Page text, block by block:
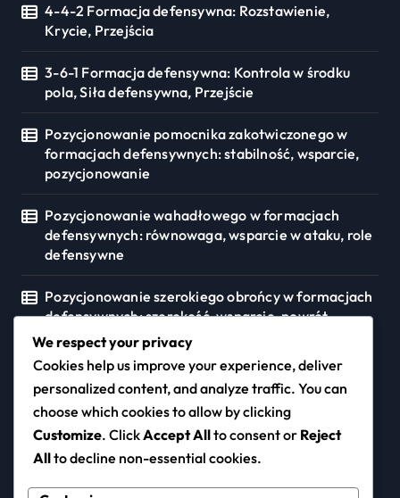
4-4-2 Formacja defensywna: Rozstawienie,
Krycie, Przejścia
3-6-1 Formacja defensywna: Kontrola w środku
pola, Siła defensywna, Przejście
Pozycjonowanie pomocnika zakotwiczonego w
formacjach defensywnych: stabilność, wsparcie,
pozycjonowanie
Pozycjonowanie wahadłowego w formacjach
defensywnych: równowaga, wsparcie w ataku, role
defensywne
Pozycjonowanie szerokiego obrońcy w formacjach
defensywnych: szerokość, wsparcie, powrót
squashpark.pl
We respect your privacy
Cookies help us improve your experience, deliver
personalized content, and analyze traffic. You can
choose which cookies to allow by clicking
Customize. ClickAccept Allto consent or Reject
Allto decline non-essential cookies.